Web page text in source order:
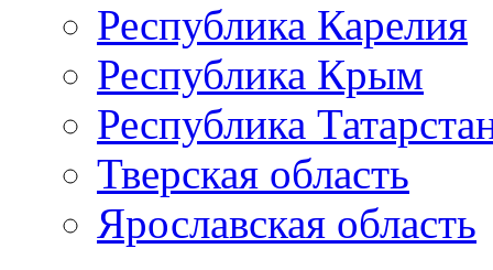
Республика Карелия
Республика Крым
Республика
Тверская область
Ярославская область